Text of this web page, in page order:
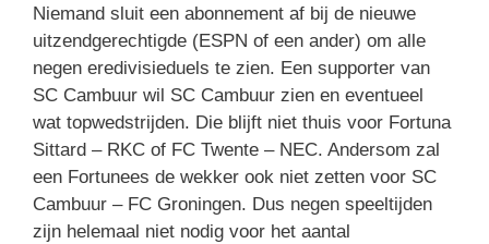
Niemand sluit een abonnement af bij de nieuwe
uitzendgerechtigde (ESPN of een ander) om alle
negen eredivisieduels te zien. Een supporter van
SC Cambuur wil SC Cambuur zien en eventueel
wat topwedstrijden. Die blijft niet thuis voor Fortuna
Sittard – RKC of FC Twente – NEC. Andersom zal
een Fortunees de wekker ook niet zetten voor SC
Cambuur – FC Groningen. Dus negen speeltijden
zijn helemaal niet nodig voor het aantal